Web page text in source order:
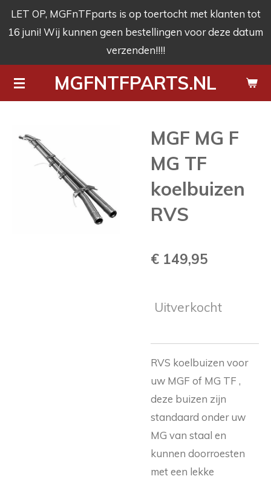
Ga
direct
de
hoofdinhoudMGFNTFPARTS.NL
LET OP, MGFnTFparts is op toertocht met klanten tot
16 juni! Wij kunnen geen bestellingen voor deze datum
verzenden!!!!
MGF MG F
MG TF
koelbuizen
RVS
€ 149,95
Uitverkocht
RVS koelbuizen voor
uw MGF of MG TF ,
deze buizen zijn
standaard onder uw
MG van staal en
kunnen doorroesten
met een lekke